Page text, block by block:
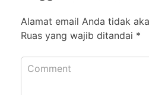
Alamat email Anda tidak
Ruas yang wajib ditandai *